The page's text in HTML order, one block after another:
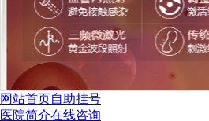
网站首页自助挂号
医院简介在线咨询